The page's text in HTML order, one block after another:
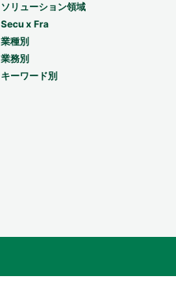
ソリューション領域
Secu x Fra
業種別
業務別
キーワード別